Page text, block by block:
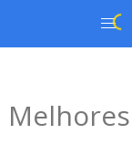
Melhores